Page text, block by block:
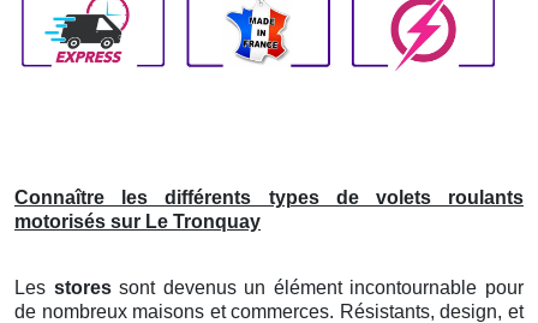
Connaître les différents types de volets roulants
motorisés sur Le Tronquay
Les storessont devenus un élément incontournable pour
de nombreux maisons et commerces. Résistants, design, et